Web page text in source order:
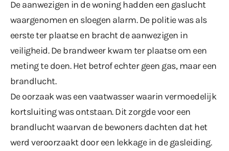
De aanwezigen in de woning hadden een gaslucht
waargenomen en sloegen alarm. De politie was als
eerste ter plaatse en bracht de aanwezigen in
veiligheid. De brandweer kwam ter plaatse om een
meting te doen. Het betrof echter geen gas, maar een
brandlucht.
De oorzaak was een vaatwasser waarin vermoedelijk
kortsluiting was ontstaan. Dit zorgde voor een
brandlucht waarvan de bewoners dachten dat het
werd veroorzaakt door een lekkage in de gasleiding.